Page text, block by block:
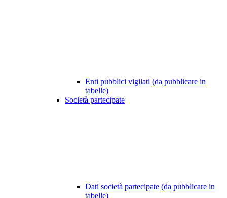
Enti pubblici vigilati (da pubblicare in
tabelle)
Società partecipate
Dati società partecipate (da pubblicare in
tabelle)